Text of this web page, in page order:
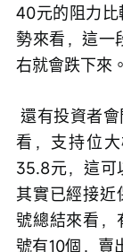
40元的阻力
勢來看，這一
右就會跌下來。
還有投資者會問，支持位大概在什麼位置。短期來
看，支持位
35.8元，這可
其實已經接近
號總結來看，
號有10個，賣